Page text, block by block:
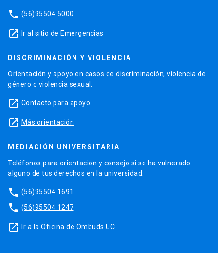
phone (56)95504 5000
launch Ir al sitio de Emergencias
DISCRIMINACIÓN Y VIOLENCIA
Orientación y apoyo en casos de discriminación, violencia de
género o violencia sexual.
launch Contacto para apoyo
launch Más orientación
MEDIACIÓN UNIVERSITARIA
Teléfonos para orientación y consejo si se ha vulnerado
alguno de tus derechos en la universidad.
phone (56)95504 1691
phone (56)95504 1247
launch Ir a la Oficina de Ombuds UC